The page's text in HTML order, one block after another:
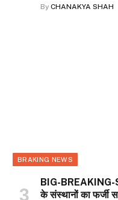
By CHANAKYA SHAH
BRAKING NEWS
BIG-BREAKING-
के संस्थानों का फर्जी